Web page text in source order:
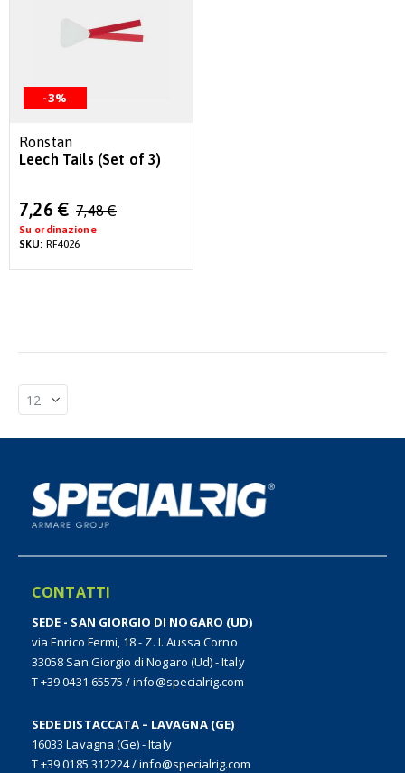
-3%
Ronstan
Leech Tails (Set of 3)
Special
Price
7,26 € 7,48 €
Su ordinazione
SKU: RF4026
CONTATTI
SEDE - SAN GIORGIO DI NOGARO (UD)
via Enrico Fermi, 18 - Z. I. Aussa Corno
33058 San Giorgio di Nogaro (Ud) - Italy
T +39 0431 65575 /info@specialrig.com
SEDE DISTACCATA – LAVAGNA (GE)
16033 Lavagna (Ge) - Italy
T +39 0185 312224/info@specialrig.com